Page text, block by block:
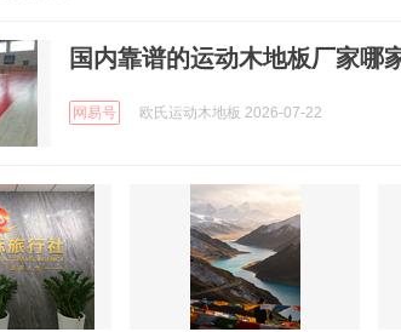
国内靠谱的运动木地板厂家哪
网易号 欧氏运动木地板 2026-07-22